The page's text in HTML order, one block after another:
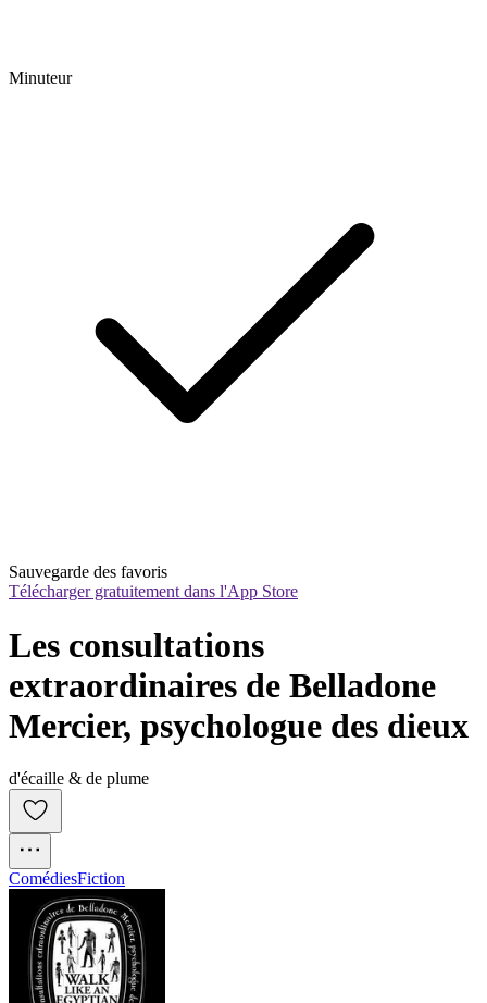
Minuteur
Sauvegarde des favoris
Télécharger gratuitement dans l'App Store
Les consultations
extraordinaires de Belladone
Mercier, psychologue des dieux
d'écaille & de plume
ComédiesFiction